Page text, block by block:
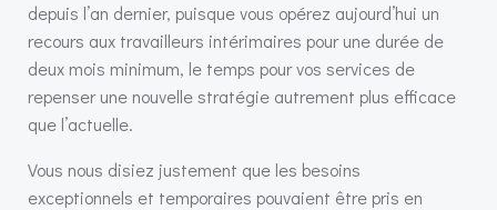
depuis l’an dernier, puisque vous opérez aujourd’hui un
recours aux travailleurs intérimaires pour une durée de
deux mois minimum, le temps pour vos services de
repenser une nouvelle stratégie autrement plus efficace
que l’actuelle.
Vous nous disiez justement que les besoins
exceptionnels et temporaires pouvaient être pris en